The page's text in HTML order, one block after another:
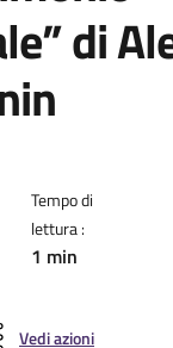
di
Tempo di
lettura :
1 min
Vedi azioni